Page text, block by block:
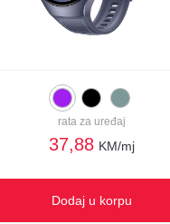
rata za uređaj
37,88 KM/mj
Dodaj u korpu